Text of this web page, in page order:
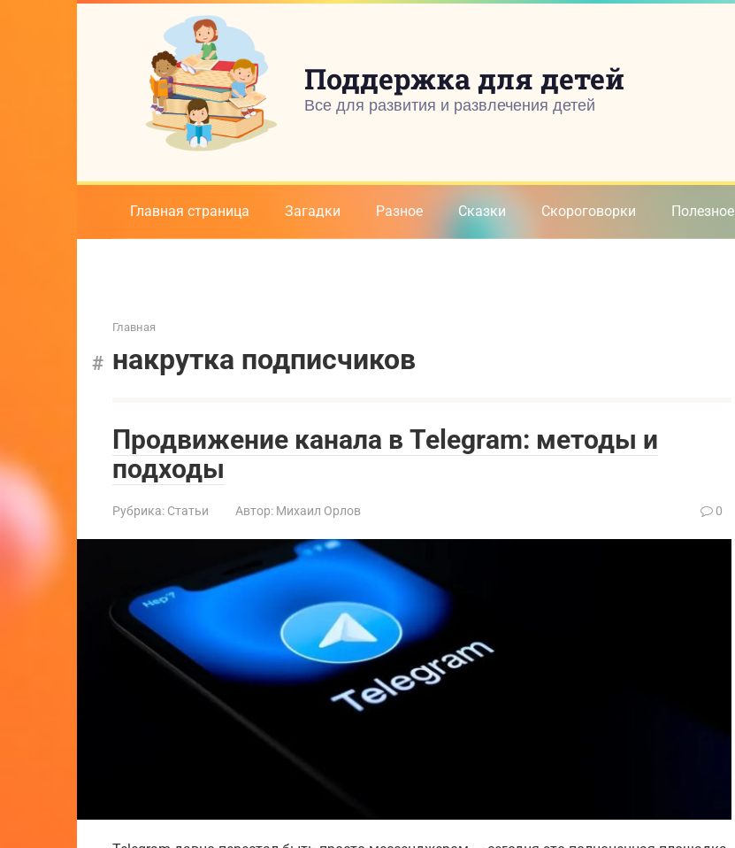
Поддержка для детей
Все для развития и развлечения детей
Главная страница Загадки Разное Сказки Скороговорки Полезное
Главная
накрутка подписчиков
Продвижение канала в Telegram: методы и
подходы
Рубрика: Статьи Автор: Михаил Орлов 0